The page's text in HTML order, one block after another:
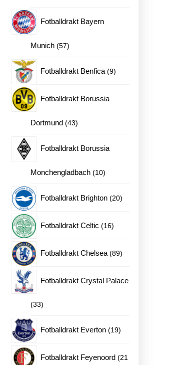
Fotballdrakt Bayern
Munich 5757
Fotballdrakt Benfica 99
Fotballdrakt Borussia
Dortmund 4343
Fotballdrakt Borussia
Monchengladbach 1010
Fotballdrakt Brighton 2020
Fotballdrakt Celtic 1616
Fotballdrakt Chelsea 8989
Fotballdrakt Crystal Palace
3333
produkter
Fotballdrakt Everton 1919
Fotballdrakt Feyenoord 21